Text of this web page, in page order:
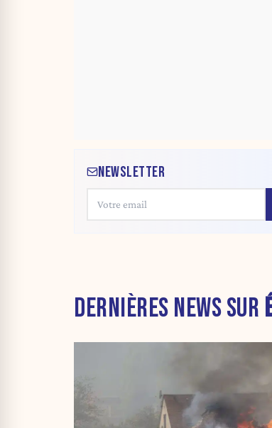
NEWSLETTER
DERNIÈRES NEWS SUR